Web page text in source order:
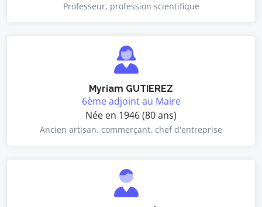
Professeur, profession scientifique
Myriam GUTIEREZ
6ème adjoint au Maire
Née en 1946 (80 ans)
Ancien artisan, commerçant, chef d'entreprise